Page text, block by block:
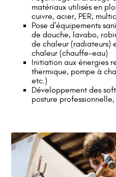
matériaux utilisés en
cuivre, acier, PER,
Pose d’équipements
de douche, lavabo,
de chaleur (radiateurs)
chaleur (chauffe-eau)
Initiation aux énergies
thermique, pompe à
etc.)
Développement des
posture